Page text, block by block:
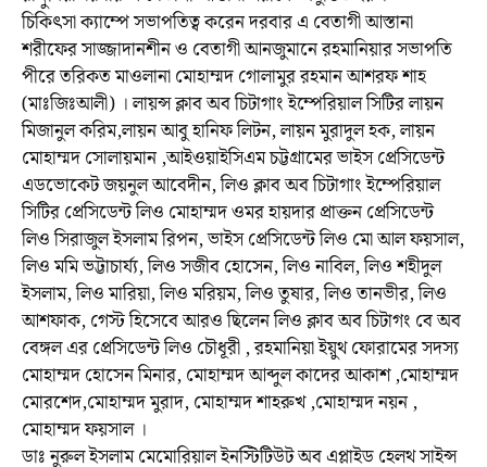
চিকিৎসা ক্যাম্পে সভাপতিত্ব করেন দরবার এ বেতাগী আস্তানা
শরীফের সাজ্জাদানশীন ও বেতাগী আনজুমানে রহমানিয়ার সভাপতি
পীরে তরিকত মাওলানা মোহাম্মদ গোলামুর রহমান আশরফ শাহ
(মাঃজিঃআলী) । লায়ন্স ক্লাব অব চিটাগাং ইম্পেরিয়াল সিটির লায়ন
মিজানুল করিম,লায়ন আবু হানিফ লিটন, লায়ন মুরাদুল হক, লায়ন
মোহাম্মদ সোলায়মান ,আইওয়াইসিএম চট্টগ্রামের ভাইস প্রেসিডেন্ট
এডভোকেট জয়নুল আবেদীন, লিও ক্লাব অব চিটাগাং ইম্পেরিয়াল
সিটির প্রেসিডেন্ট লিও মোহাম্মদ ওমর হায়দার প্রাক্তন প্রেসিডেন্ট
লিও সিরাজুল ইসলাম রিপন, ভাইস প্রেসিডেন্ট লিও মো আল ফয়সাল,
লিও মমি ভট্টাচার্য্য, লিও সজীব হোসেন, লিও নাবিল, লিও শহীদুল
ইসলাম, লিও মারিয়া, লিও মরিয়ম, লিও তুষার, লিও তানভীর, লিও
আশফাক, গেস্ট হিসেবে আরও ছিলেন লিও ক্লাব অব চিটাগং বে অব
বেঙ্গল এর প্রেসিডেন্ট লিও চৌধূরী , রহমানিয়া ইয়ুথ ফোরামের সদস্য
মোহাম্মদ হোসেন মিনার, মোহাম্মদ আব্দুল কাদের আকাশ ,মোহাম্মদ
মোরশেদ,মোহাম্মদ মুরাদ, মোহাম্মদ শাহরুখ ,মোহাম্মদ নয়ন ,
মোহাম্মদ ফয়সাল ।
ডাঃ নুরুল ইসলাম মেমোরিয়াল ইনস্টিটিউট অব এপ্লাইড হেলথ সাইন্স